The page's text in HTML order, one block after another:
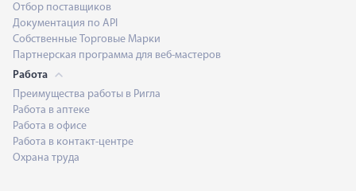
Отбор поставщиков
Документация по API
Собственные Торговые Марки
Партнерская программа для веб-мастеров
Работа
Преимущества работы в Ригла
Работа в аптеке
Работа в офисе
Работа в контакт-центре
Охрана труда